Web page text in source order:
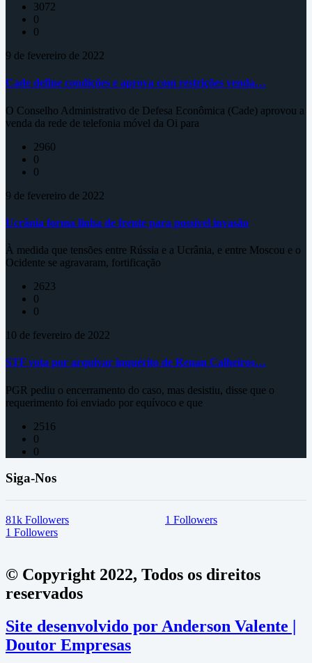
3072
0
0
9 de fevereiro de 2022
Cade define condições e aprova com restrições venda…
O Conselho Administrativo de Defesa Econômica (Cade) aprovou a
venda da rede de telefonia móvel da Oi para
2960
0
0
9 de fevereiro de 2022
Ucrânia forma linha de frente para possível invasão
À medida que tensões entre Rússia e a Ucrânia, e entre Moscou e o
Ocidente se agravaram, fortificação
2623
0
0
10 de fevereiro de 2022
STF vota por arquivar inquérito de Renan Calheiros…
PGR pediu o encerramento do caso, mas desistiu, disse que o
requerimento foi enviado por equívoco e que
2516
0
0
Siga-Nos
81k Followers 1 Followers
1 Followers
© Copyright 2022, Todos os direitos
reservados
Site desenvolvido por Anderson Valente |
Doutor Empresas